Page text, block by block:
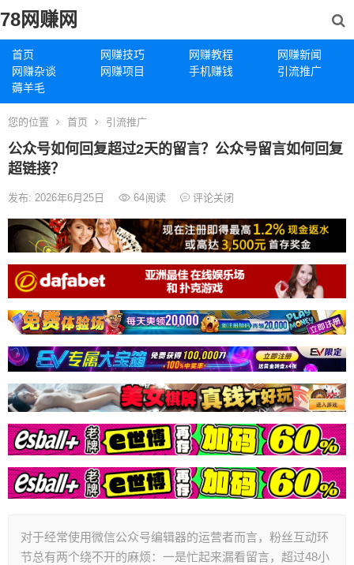
78网赚网
首页 网赚技巧 网赚教程
网赚新闻
网赚杂谈
网赚项目 手机赚钱
引流推广
薅羊毛
您的位置 首页 引流推广
公众号如何回复超过2天的留言？公众号留言如何回复
超链接？
发布: 2026年6月25日 64阅读 评论关闭
对于经常使用微信公众号编辑器的运营者而言，粉丝互动环
节总有两个绕不开的麻烦：一是忙起来漏看留言，超过48小